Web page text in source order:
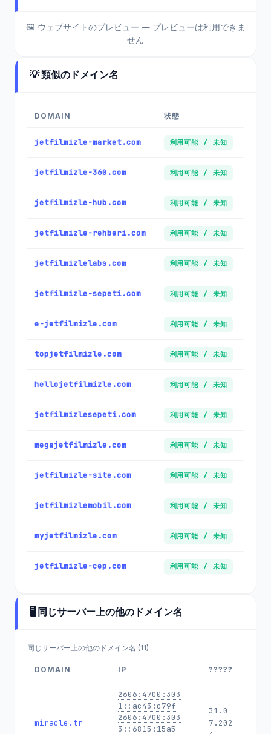
🖼️ ウェブサイトのプレビュー — プレビューは利用できま
せん
💡 類似のドメイン名
DOMAIN 状態
jetfilmizle-market.com 利用可能 / 未知
jetfilmizle-360.com 利用可能 / 未知
jetfilmizle-hub.com 利用可能 / 未知
jetfilmizle-rehberi.com 利用可能 / 未知
jetfilmizlelabs.com 利用可能 / 未知
jetfilmizle-sepeti.com 利用可能 / 未知
e-jetfilmizle.com 利用可能 / 未知
topjetfilmizle.com 利用可能 / 未知
hellojetfilmizle.com 利用可能 / 未知
jetfilmizlesepeti.com 利用可能 / 未知
megajetfilmizle.com 利用可能 / 未知
jetfilmizle-site.com 利用可能 / 未知
jetfilmizlemobil.com 利用可能 / 未知
myjetfilmizle.com 利用可能 / 未知
jetfilmizle-cep.com 利用可能 / 未知
🖥️ 同じサーバー上の他のドメイン名
同じサーバー上の他のドメイン名 (11)
DOMAIN IP ?????
miracle.tr
2606:4700:303
1::ac43:c79f
2606:4700:303
3::6815:15a5
31.0
7.202